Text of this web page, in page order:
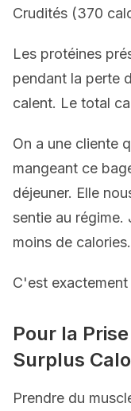
Crudités (370
Les protéines
pendant la perte
calent. Le total
On a une cliente
mangeant ce
déjeuner. Elle
sentie au
moins de
C'est
Pour la
Surplus
Prendre du